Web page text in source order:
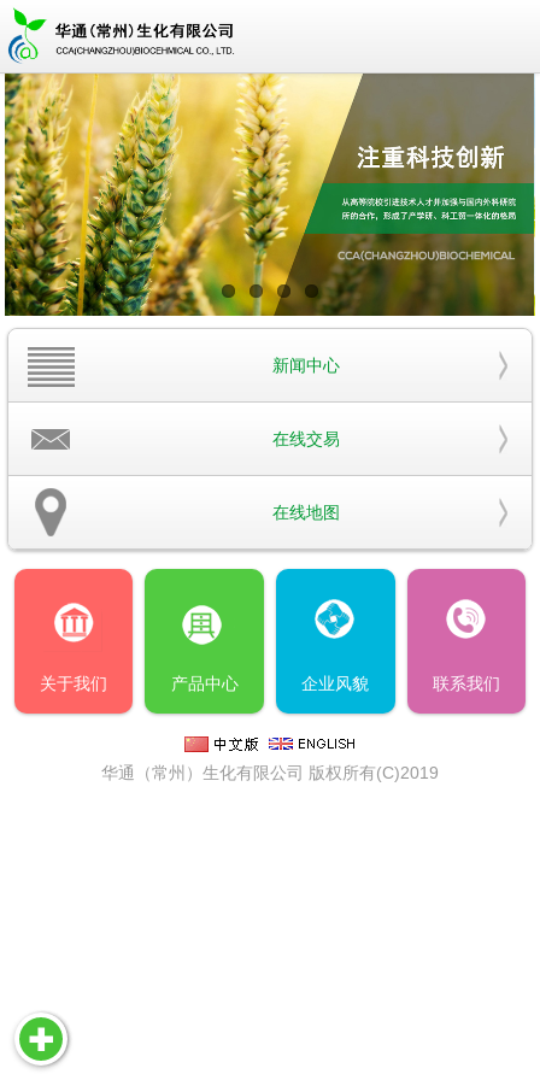
新闻中心
在线交易
在线地图
关于我们 产品中心 企业风貌 联系我们
华通（常州）生化有限公司 版权所有(C)2019